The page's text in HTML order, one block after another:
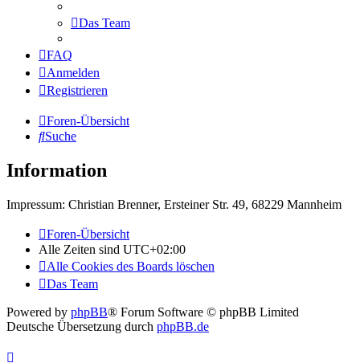
Das Team
FAQ
Anmelden
Registrieren
Foren-Übersicht
Suche
Information
Impressum: Christian Brenner, Ersteiner Str. 49, 68229 Mannheim
Foren-Übersicht
Alle Zeiten sind UTC+02:00
Alle Cookies des Boards löschen
Das Team
Powered by phpBB® Forum Software © phpBB Limited
Deutsche Übersetzung durch phpBB.de